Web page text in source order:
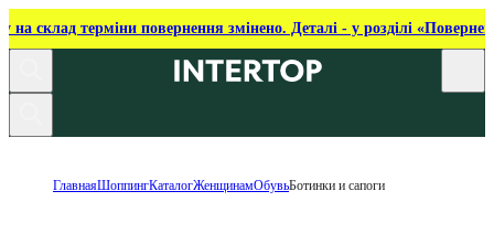
на склад терміни повернення змінено. Деталі - у розділі
ГлавнаяШоппингКаталогЖенщинамОбувьБотинки и сапоги